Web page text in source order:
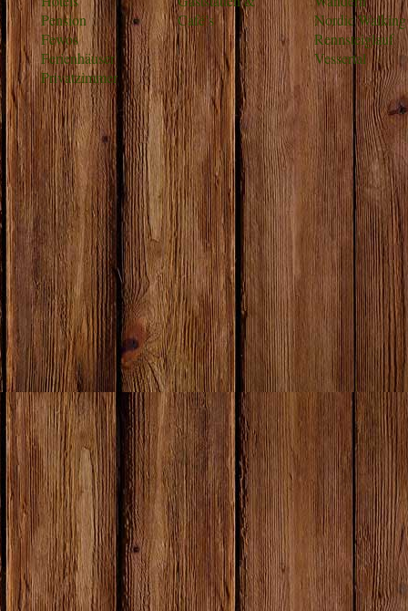
Pension
Fewos
Ferienhäuser
Privatzimmer
Café’s
Nordic Walking
Rennsteiglauf
Vessertal